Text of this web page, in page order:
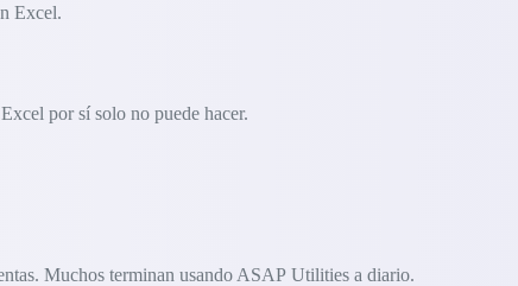
Excel.
por sí solo no puede hacer.
Muchos terminan usando ASAP Utilities a diario.